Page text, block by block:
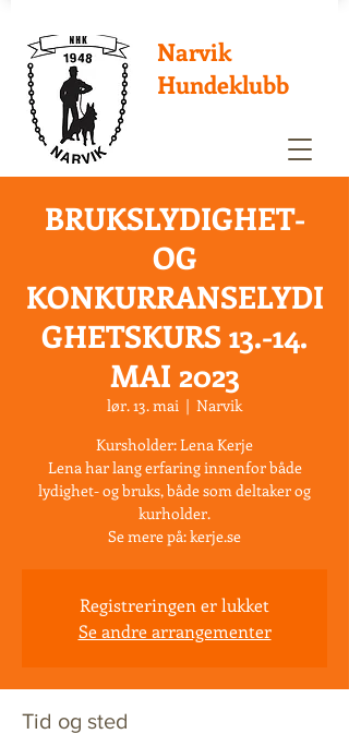
Narvik
Hundeklubb
BRUKSLYDIGHET-
OG
KONKURRANSELYDI
GHETSKURS 13.-14.
MAI 2023
lør. 13. mai
  |
Narvik
Kursholder: Lena Kerje
Lena har lang erfaring innenfor både
lydighet- og bruks, både som deltaker og
kurholder.
Se mere på: kerje.se
Registreringen er lukket
Se andre arrangementer
Tid og sted